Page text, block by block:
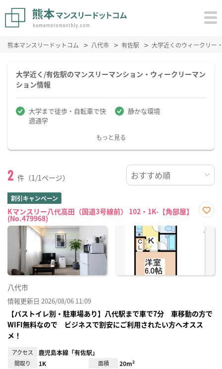
熊本マンスリードットコム 八代市 有佐駅 大学近くのウィークリー
大学近く/有佐駅のマンスリーマンション・ウィークリーマン
ション情報
大学まで徒歩・自転車で快
適通学
静かな環境
もっと見る
2 件（1/1ページ）
割引キャンペーン
Kマンスリー八代高田（国道3号線前） 102・1K-【角部屋】
(No.479968)
に入
り登
八代市
情報更新日 2026/08/06 11:09
【バストイレ別・駐車場あり】八代駅まで車で7分 車移動の方で
WIFI無料なので ビジネスで割安にご利用されたい方へオスス
メ！
アクセス 鹿児島本線「有佐駅」
間取り 1K 面積 20m²